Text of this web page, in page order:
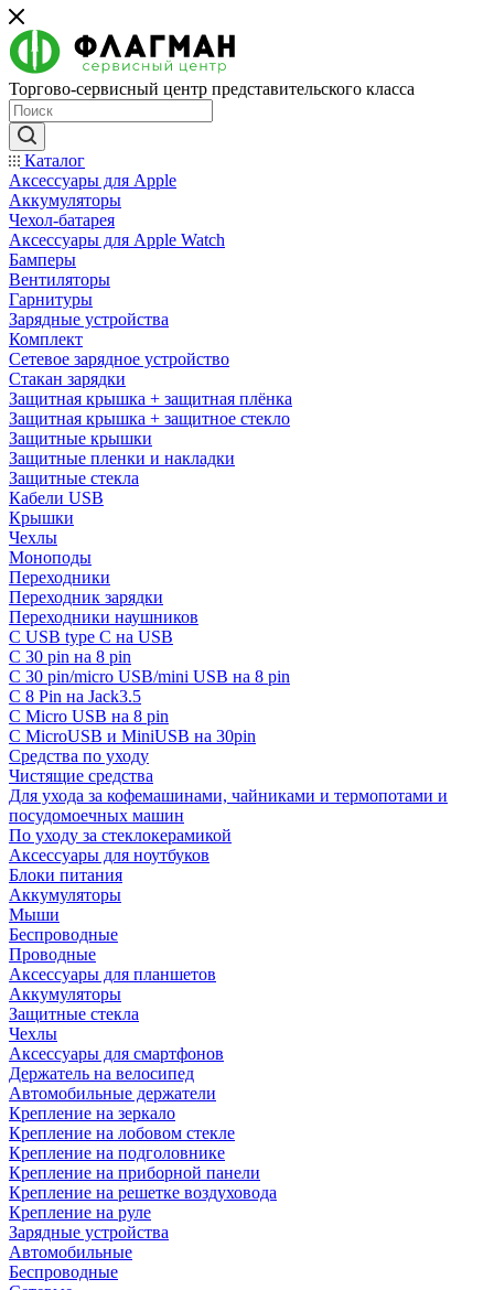
Торгово-сервисный центр представительского класса
Каталог
Аксессуары для Apple
Аккумуляторы
Чехол-батарея
Аксессуары для Apple Watch
Бамперы
Вентиляторы
Гарнитуры
Зарядные устройства
Комплект
Сетевое зарядное устройство
Стакан зарядки
Защитная крышка + защитная плёнка
Защитная крышка + защитное стекло
Защитные крышки
Защитные пленки и накладки
Защитные стекла
Кабели USB
Крышки
Чехлы
Моноподы
Переходники
Переходник зарядки
Переходники наушников
С USB type C на USB
С 30 pin на 8 pin
С 30 pin/micro USB/mini USB на 8 pin
С 8 Pin на Jack3.5
С Micro USB на 8 pin
С MicroUSB и MiniUSB на 30pin
Средства по уходу
Чистящие средства
Для ухода за кофемашинами, чайниками и термопотами и
посудомоечных машин
По уходу за стеклокерамикой
Аксессуары для ноутбуков
Блоки питания
Аккумуляторы
Мыши
Беспроводные
Проводные
Аксессуары для планшетов
Аккумуляторы
Защитные стекла
Чехлы
Аксессуары для смартфонов
Держатель на велосипед
Автомобильные держатели
Крепление на зеркало
Крепление на лобовом стекле
Крепление на подголовнике
Крепление на приборной панели
Крепление на решетке воздуховода
Крепление на руле
Зарядные устройства
Автомобильные
Беспроводные